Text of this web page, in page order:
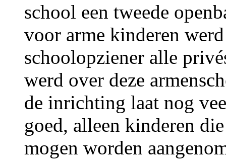
school een tweede
voor arme kinderen
schoolopziener alle
werd over deze
de inrichting laat nog
goed, alleen kinderen
mogen worden